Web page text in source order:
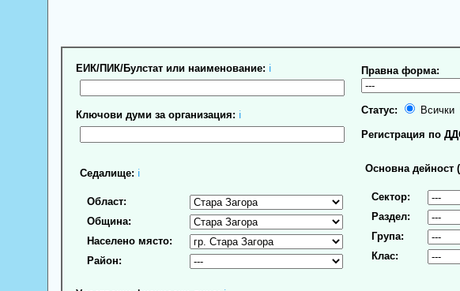
ЕИК/ПИК/Булстат или наименование: ℹ
Ключови думи за организация: ℹ
Седалище: ℹ
Област:
Община:
Населено място:
Район:
Правна форма:
Статус: Всички
Регистрация по
Основна дейност
Сектор:
Раздел:
Група:
Клас: